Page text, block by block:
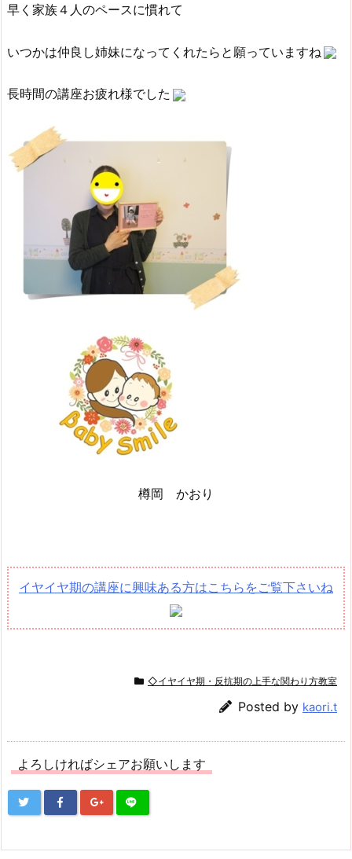
早く家族４人のペースに慣れて
いつかは仲良し姉妹になってくれたらと願っていますね
長時間の講座お疲れ様でした
樽岡 かおり
イヤイヤ期の講座に興味ある方はこちらをご覧下さいね
◇イヤイヤ期・反抗期の上手な関わり方教室
Posted by kaori.t
よろしければシェアお願いします